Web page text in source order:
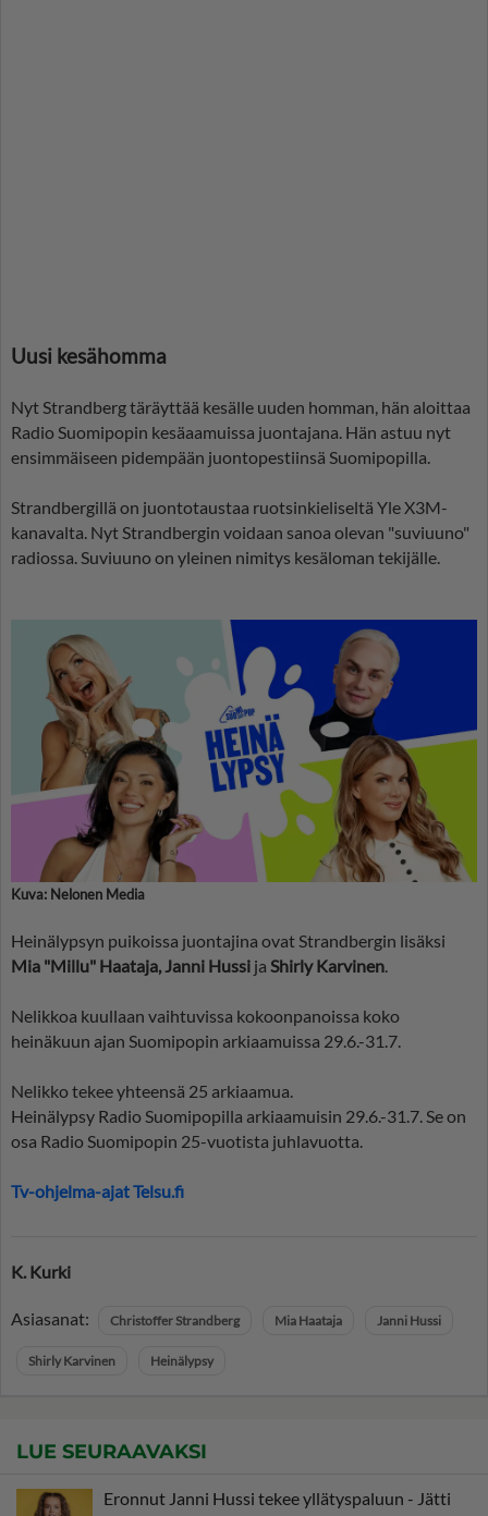
Uusi kesähomma
Nyt Strandberg täräyttää kesälle uuden homman, hän aloittaa
Radio Suomipopin kesäaamuissa juontajana. Hän astuu nyt
ensimmäiseen pidempään juontopestiinsä Suomipopilla.
Strandbergillä on juontotaustaa ruotsinkieliseltä Yle X3M-
kanavalta. Nyt Strandbergin voidaan sanoa olevan "suviuuno"
radiossa. Suviuuno on yleinen nimitys kesäloman tekijälle.
Kuva: Nelonen Media
Heinälypsyn puikoissa juontajina ovat Strandbergin lisäksi
Mia "Millu" Haataja, Janni Hussi ja Shirly Karvinen.
Nelikkoa kuullaan vaihtuvissa kokoonpanoissa koko
heinäkuun ajan Suomipopin arkiaamuissa 29.6.-31.7.
Nelikko tekee yhteensä 25 arkiaamua.
Heinälypsy Radio Suomipopilla arkiaamuisin 29.6.-31.7. Se on
osa Radio Suomipopin 25-vuotista juhlavuotta.
Tv-ohjelma-ajat Telsu.fi
K. Kurki
Asiasanat: Christoffer Strandberg Mia Haataja Janni Hussi
Shirly Karvinen Heinälypsy
LUE SEURAAVAKSI
Eronnut Janni Hussi tekee yllätyspaluun - Jätti